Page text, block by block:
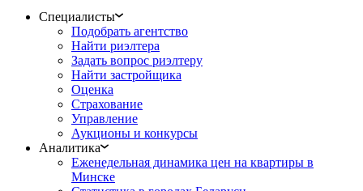
Специалисты
Подобрать агентство
Найти риэлтера
Задать вопрос риэлтеру
Найти застройщика
Оценка
Страхование
Управление
Аукционы и конкурсы
Аналитика
Еженедельная динамика цен на квартиры в
Минске